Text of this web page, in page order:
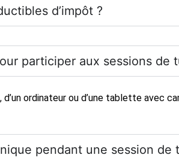
d’impôt ?
participer aux sessions de
d’un ordinateur ou d’une tablette
pendant une session de